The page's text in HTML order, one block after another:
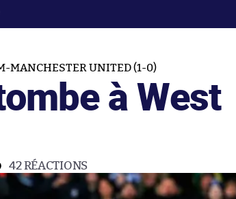
MANCHESTER UNITED (1-0)
à West
42RÉACTIONS